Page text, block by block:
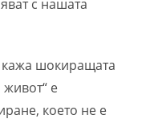
с нашата
шокиращата
е
което не е